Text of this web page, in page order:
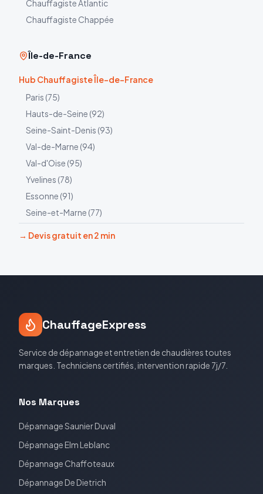
ChauffagisteAtlantic
Chauffagiste Chappée
Île-de-France
Hub Chauffagiste Île-de-France
Paris (75)
Hauts-de-Seine (92)
Seine-Saint-Denis (93)
Val-de-Marne (94)
Val-d'Oise (95)
Yvelines (78)
Essonne (91)
Seine-et-Marne (77)
→ Devis gratuit en 2 min
ChauffageExpress
Service de dépannage et entretien de chaudières toutes
marques. Techniciens certifiés, intervention rapide 7j/7.
Nos Marques
DépannageSaunier Duval
DépannageElm Leblanc
Dépannage Chaffoteaux
DépannageDe Dietrich